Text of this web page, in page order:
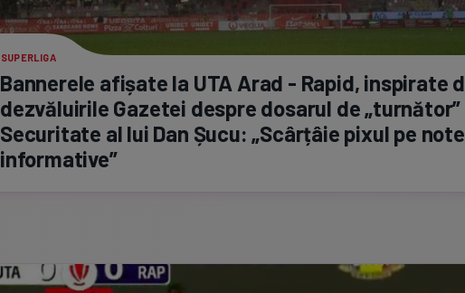
SUPERLIGA
Bannerele afișate la UTA Arad - Rapid, inspirate
dezvăluirile Gazetei despre dosarul de „turnător”
Securitate al lui Dan Șucu: „Scârțâie pixul pe
informative”